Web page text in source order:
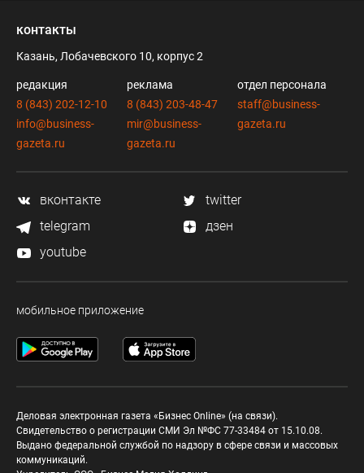
контакты
Казань, Лобачевского 10, корпус 2
редакция
8 (843) 202-12-10
info@business-
gazeta.ru
реклама
8 (843) 203-48-47
mir@business-
gazeta.ru
отдел персонала
staff@business-
gazeta.ru
вконтакте
twitter
telegram
дзен
youtube
мобильное приложение
Деловая электронная газета «Бизнес Online» (на связи).
Свидетельство о регистрации СМИ Эл №ФС 77-33484 от 15.10.08.
Выдано федеральной службой по надзору в сфере связи и массовых
коммуникаций.